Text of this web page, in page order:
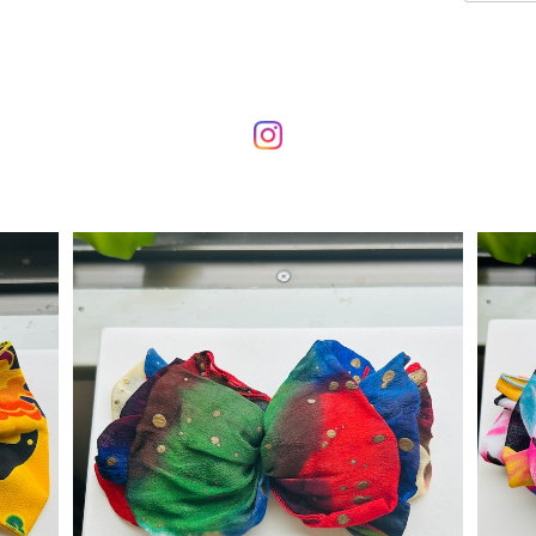
タ
vintage 80s 90s エスニックシフォンリボ
ンバレッタ
¥770